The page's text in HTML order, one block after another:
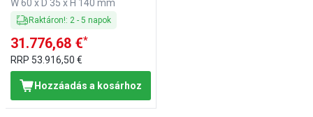
W 60 x D 35 x H 140 mm
Raktáron!: 2- 5 napok
31.776,68 €*
RRP 53.916,50 €
Hozzáadás a kosárhoz